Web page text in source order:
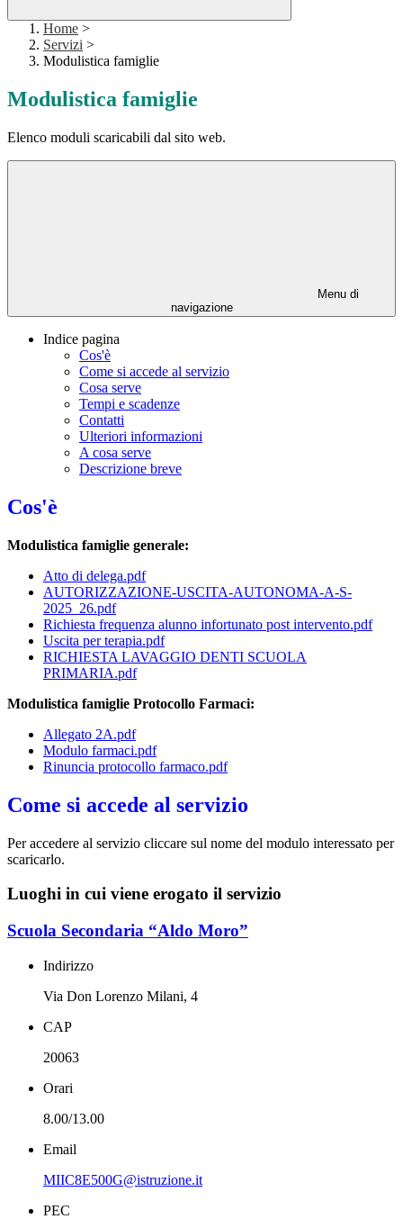
Home >
Servizi >
Modulistica famiglie
Modulistica famiglie
Elenco moduli scaricabili dal sito web.
Menu di
navigazione
Indice pagina
Cos'è
Come si accede al servizio
Cosa serve
Tempi e scadenze
Contatti
Ulteriori informazioni
A cosa serve
Descrizione breve
Cos'è
Modulistica famiglie generale:
Atto di delega.pdf
AUTORIZZAZIONE-USCITA-AUTONOMA-A-S-
2025_26.pdf
Richiesta frequenza alunno infortunato post intervento.pdf
Uscita per terapia.pdf
RICHIESTA LAVAGGIO DENTI SCUOLA
PRIMARIA.pdf
Modulistica famiglie Protocollo Farmaci:
Allegato 2A.pdf
Modulo farmaci.pdf
Rinuncia protocollo farmaco.pdf
Come si accede al servizio
Per accedere al servizio cliccare sul nome del modulo interessato per
scaricarlo.
Luoghi in cui viene erogato il servizio
Scuola Secondaria “Aldo Moro”
Indirizzo
Via Don Lorenzo Milani, 4
CAP
20063
Orari
8.00/13.00
Email
MIIC8E500G@istruzione.it
PEC